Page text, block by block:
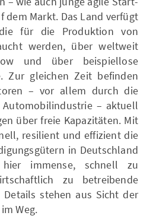
dem Markt. Das Land verfügt
für die Produktion von
werden, über weltweit
und über beispiellose
Zur gleichen Zeit befinden
– vor allem durch die
– aktuell
über freie Kapazitäten. Mit
resilient und effizient die
in Deutschland
hier immense, schnell zu
zu betreibende
Details stehen aus Sicht der
Weg.